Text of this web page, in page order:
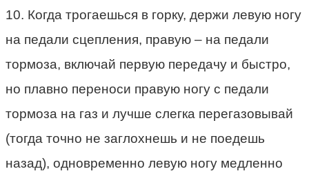
10. Когда трогаешься в горку, держи левую ногу
на педали сцепления, правую – на педали
тормоза, включай первую передачу и быстро,
но плавно переноси правую ногу с педали
тормоза на газ и лучше слегка перегазовывай
(тогда точно не заглохнешь и не поедешь
назад), одновременно левую ногу медленно